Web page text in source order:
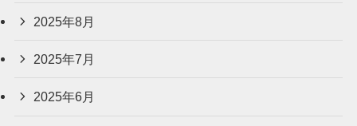
2025年8月
2025年7月
2025年6月